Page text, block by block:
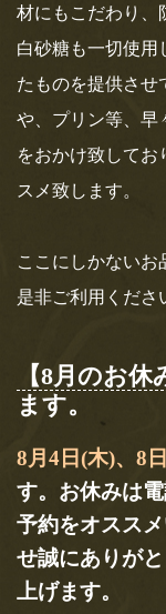
材にもこだわり、
白砂糖も一切使用
たものを提供させ
や、プリン等、早
をおかけ致してお
スメ致します。
ここにしかないお
是非ご利用くださ
【8月のお休
ます。
8月4日(木)、8
す。お休みは
予約をオスス
せ誠にありが
上げます。
は、非
紹介さ
テレビ東京
登録されて